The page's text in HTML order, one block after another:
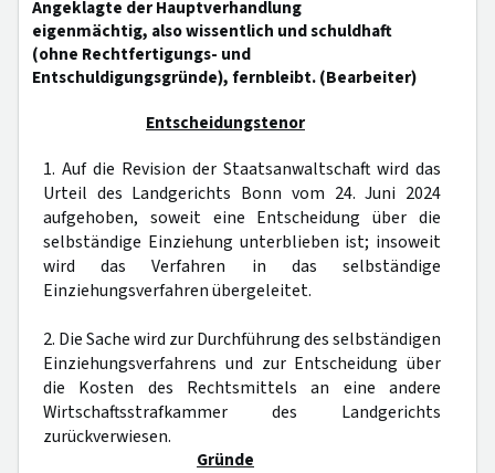
Angeklagte der Hauptverhandlung
eigenmächtig, also wissentlich und schuldhaft
(ohne Rechtfertigungs- und
Entschuldigungsgründe), fernbleibt. (Bearbeiter)
Entscheidungstenor
1. Auf die Revision der Staatsanwaltschaft wird das
Urteil des Landgerichts Bonn vom 24. Juni 2024
aufgehoben, soweit eine Entscheidung über die
selbständige Einziehung unterblieben ist; insoweit
wird das Verfahren in das selbständige
Einziehungsverfahren übergeleitet.
2. Die Sache wird zur Durchführung des selbständigen
Einziehungsverfahrens und zur Entscheidung über
die Kosten des Rechtsmittels an eine andere
Wirtschaftsstrafkammer des Landgerichts
zurückverwiesen.
Gründe